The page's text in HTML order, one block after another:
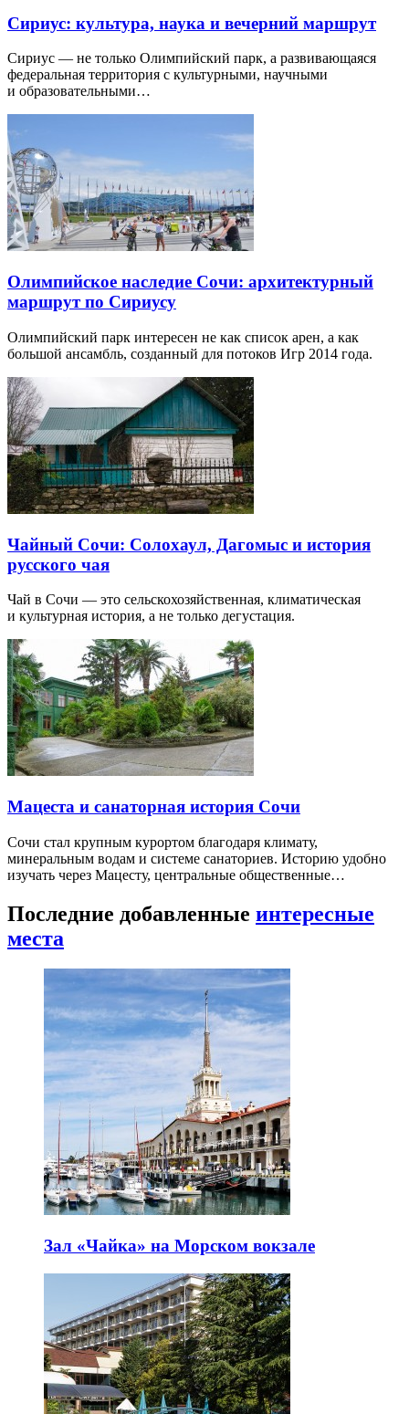
Сириус: культура, наука и вечерний маршрут
Сириус — не только Олимпийский парк, а развивающаяся
федеральная территория с культурными, научными
и образовательными…
Олимпийское наследие Сочи: архитектурный
маршрут по Сириусу
Олимпийский парк интересен не как список арен, а как
большой ансамбль, созданный для потоков Игр 2014 года.
Чайный Сочи: Солохаул, Дагомыс и история
русского чая
Чай в Сочи — это сельскохозяйственная, климатическая
и культурная история, а не только дегустация.
Мацеста и санаторная история Сочи
Сочи стал крупным курортом благодаря климату,
минеральным водам и системе санаториев. Историю удобно
изучать через Мацесту, центральные общественные…
Последние добавленные интересные
места
Зал «Чайка» на Морском вокзале